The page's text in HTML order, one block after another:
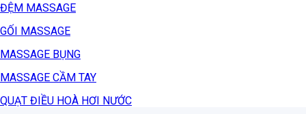
ĐỆM MASSAGE
GỐI MASSAGE
MASSAGE BỤNG
MASSAGE CẦM TAY
QUẠT ĐIỀU HOÀ HƠI NƯỚC